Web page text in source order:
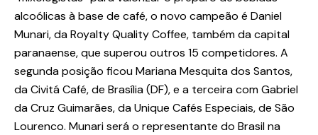
alcoólicas à base de café, o novo campeão é Daniel
Munari, da Royalty Quality Coffee, também da capital
paranaense, que superou outros 15 competidores. A
segunda posição ficou Mariana Mesquita dos Santos,
da Civitá Café, de Brasília (DF), e a terceira com Gabriel
da Cruz Guimarães, da Unique Cafés Especiais, de São
Lourenco. Munari será o representante do Brasil na